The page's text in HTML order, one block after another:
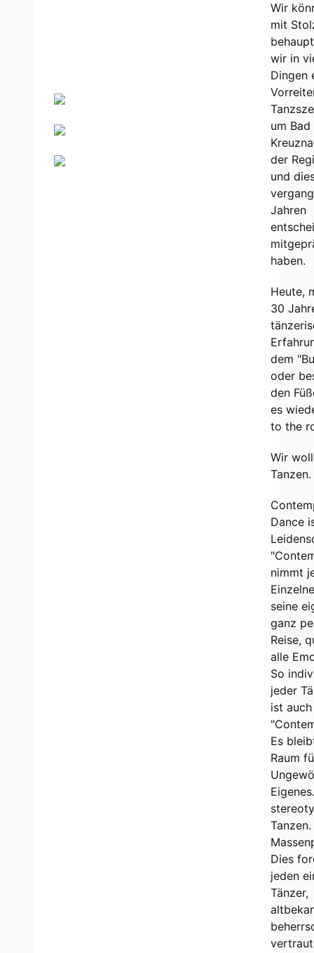
Wir
mit
wir in
Dingen
um Bad
der
und
Jahren
haben.
Heute,
30
dem
oder
den
es
to the
Wir
Tanzen.
Dance
nimmt
seine
ganz
Reise,
alle
So
jeder
ist auch
Es
Raum
Tanzen.
Dies
jeden
Tänzer,